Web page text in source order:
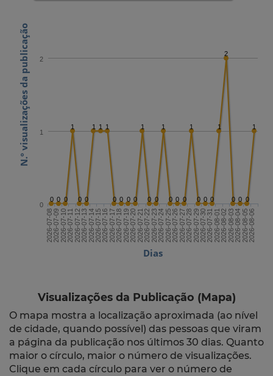
Dias
N.º visualizações da publicação
0 0 0
1
0 0
1 1 1
0 0 0 0
1
0 0
1
0 0 0
1
0 0 0
1
2
0 0 0
1
2026-07-082026-07-092026-07-102026-07-112026-07-122026-07-132026-07-142026-07-152026-07-162026-07-172026-07-182026-07-192026-07-202026-07-212026-07-222026-07-232026-07-242026-07-252026-07-262026-07-272026-07-282026-07-292026-07-302026-07-312026-08-012026-08-022026-08-032026-08-042026-08-052026-08-06
0
1
2
Visualizações da Publicação (Mapa)
O mapa mostra a localização aproximada (ao nível
de cidade, quando possível) das pessoas que viram
a página da publicação nos últimos 30 dias. Quanto
maior o círculo, maior o número de visualizações.
Clique em cada círculo para ver o número de